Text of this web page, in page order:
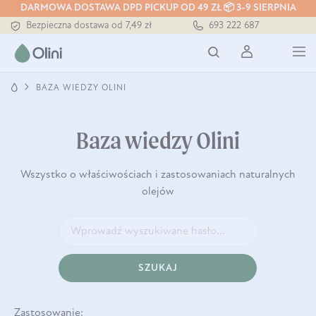
DARMOWA DOSTAWA DPD PICKUP OD 49 ZŁ 📦 3-9 SIERPNIA
Bezpieczna dostawa od 7,49 zł
Darmowa dostawa od 199 zł
Tłoczony zawsze na zimno
693 222 687
BAZA WIEDZY OLINI
Baza wiedzy Olini
Wszystko o właściwościach i zastosowaniach naturalnych
olejów
SZUKAJ
Zastosowanie: